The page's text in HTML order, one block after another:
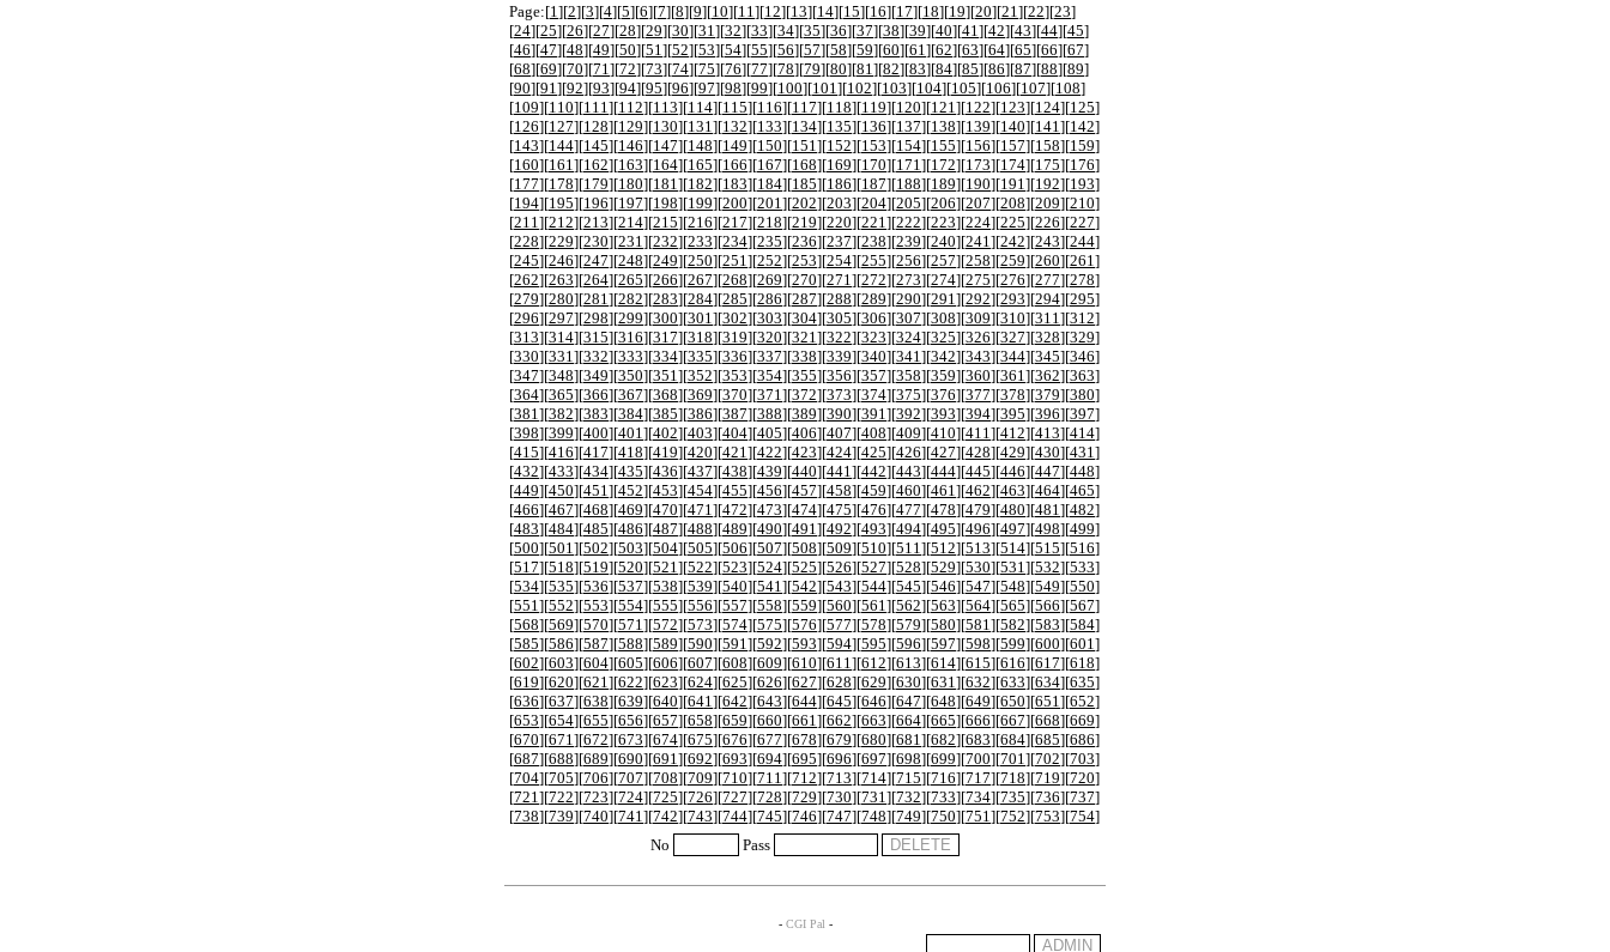
Page:[1 ][2][3][4][5][6][7][8][9][10][11 ][12][13][14][15][16][17][18][19][20][21 ][22][23]
[24][25][26][27][28][29][30][31 ][32][33][34][35][36][37][38][39][40][41 ][42][43][44][45]
[46][47][48][49][50][51 ][52][53][54][55][56][57][58][59][60][61 ][62][63][64][65][66][67]
[68][69][70][71 ][72][73][74][75][76][77][78][79][80][81 ][82][83][84][85][86][87][88][89]
[90][91 ][92][93][94][95][96][97][98][99][100][101 ][102][103][104][105][106][107][108]
[109][110][111 ][112][113][114][115][116][117][118][119][120][121 ][122][123][124][125]
[126][127][128][129][130][131 ][132][133][134][135][136][137][138][139][140][141 ][142]
[143][144][145][146][147][148][149][150][151 ][152][153][154][155][156][157][158][159]
[160][161 ][162][163][164][165][166][167][168][169][170][171 ][172][173][174][175][176]
[177][178][179][180][181 ][182][183][184][185][186][187][188][189][190][191 ][192][193]
[194][195][196][197][198][199][200][201 ][202][203][204][205][206][207][208][209][210]
[211 ][212][213][214][215][216][217][218][219][220][221 ][222][223][224][225][226][227]
[228][229][230][231 ][232][233][234][235][236][237][238][239][240][241 ][242][243][244]
[245][246][247][248][249][250][251 ][252][253][254][255][256][257][258][259][260][261 ]
[262][263][264][265][266][267][268][269][270][271 ][272][273][274][275][276][277][278]
[279][280][281 ][282][283][284][285][286][287][288][289][290][291 ][292][293][294][295]
[296][297][298][299][300][301 ][302][303][304][305][306][307][308][309][310][311 ][312]
[313][314][315][316][317][318][319][320][321 ][322][323][324][325][326][327][328][329]
[330][331 ][332][333][334][335][336][337][338][339][340][341 ][342][343][344][345][346]
[347][348][349][350][351 ][352][353][354][355][356][357][358][359][360][361 ][362][363]
[364][365][366][367][368][369][370][371 ][372][373][374][375][376][377][378][379][380]
[381 ][382][383][384][385][386][387][388][389][390][391 ][392][393][394][395][396][397]
[398][399][400][401 ][402][403][404][405][406][407][408][409][410][411 ][412][413][414]
[415][416][417][418][419][420][421 ][422][423][424][425][426][427][428][429][430][431 ]
[432][433][434][435][436][437][438][439][440][441 ][442][443][444][445][446][447][448]
[449][450][451 ][452][453][454][455][456][457][458][459][460][461 ][462][463][464][465]
[466][467][468][469][470][471 ][472][473][474][475][476][477][478][479][480][481 ][482]
[483][484][485][486][487][488][489][490][491 ][492][493][494][495][496][497][498][499]
[500][501 ][502][503][504][505][506][507][508][509][510][511 ][512][513][514][515][516]
[517][518][519][520][521 ][522][523][524][525][526][527][528][529][530][531 ][532][533]
[534][535][536][537][538][539][540][541 ][542][543][544][545][546][547][548][549][550]
[551 ][552][553][554][555][556][557][558][559][560][561 ][562][563][564][565][566][567]
[568][569][570][571 ][572][573][574][575][576][577][578][579][580][581 ][582][583][584]
[585][586][587][588][589][590][591 ][592][593][594][595][596][597][598][599][600][601 ]
[602][603][604][605][606][607][608][609][610][611 ][612][613][614][615][616][617][618]
[619][620][621 ][622][623][624][625][626][627][628][629][630][631 ][632][633][634][635]
[636][637][638][639][640][641 ][642][643][644][645][646][647][648][649][650][651 ][652]
[653][654][655][656][657][658][659][660][661 ][662][663][664][665][666][667][668][669]
[670][671 ][672][673][674][675][676][677][678][679][680][681 ][682][683][684][685][686]
[687][688][689][690][691 ][692][693][694][695][696][697][698][699][700][701 ][702][703]
[704][705][706][707][708][709][710][711 ][712][713][714][715][716][717][718][719][720]
[721 ][722][723][724][725][726][727][728][729][730][731 ][732][733][734][735][736][737]
[738][739][740][741 ][742][743][744][745][746][747][748][749][750][751 ][752][753][754]
No
Pass
- CGI Pal -